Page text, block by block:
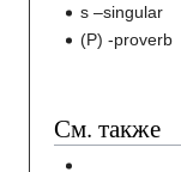
s –singular
(P) -proverb
См. также